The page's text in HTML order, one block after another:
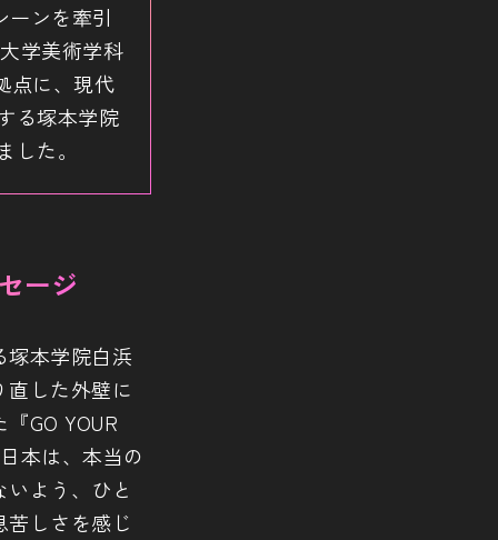
ーンを牽引
学美術学科
点に、現代
る塚本学院
た。
ージ
塚本学院白浜
した外壁に
GO YOUR
本は、本当の
よう、ひと
しさを感じ